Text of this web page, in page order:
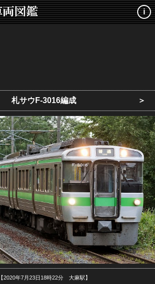
i
札サウF-3016編成 ＞
【2020年7月23日18時22分 大麻駅】